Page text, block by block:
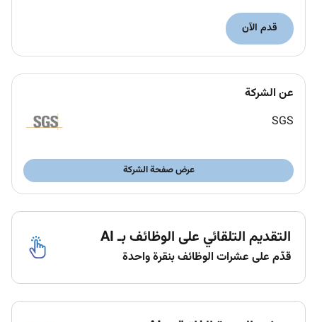
instrument logs test reports raw data standard
preparations and chain-of-custody
documentation.
Conduct routine QA/QC checks and
standardization procedures as directed by the
Quality Supervisor or Lab Manager.
Support continuous improvement initiatives by
method upgrades and contributing to SOP
Ensure strict compliance with ISO/IEC
Qualifications :
قدم الآن
عن الشركة
SGS
عرض صفحة الشركة
التقديم التلقائي على الوظائف بـ AI
قدّم على عشرات الوظائف بنقرة واحدة